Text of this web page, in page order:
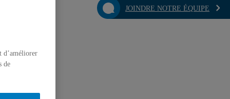
JOINDRE NOTRE ÉQUIPE
d’améliorer
de